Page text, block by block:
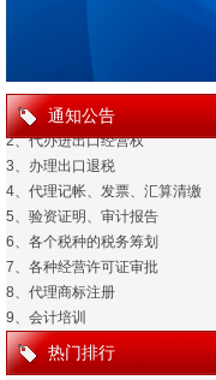
通知公告
9、会计培训
1、工商注册、变更、年审、注销
2、代办进出口经营权
3、办理出口退税
4、代理记帐、发票、汇算清缴
5、验资证明、审计报告
6、各个税种的税务筹划
7、各种经营许可证审批
8、代理商标注册
9、会计培训
热门排行